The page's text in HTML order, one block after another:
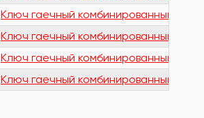
Ключ гаечный комбинированный с
Ключ гаечный комбинированный
Ключ гаечный комбинированный с
Ключ гаечный комбинированный